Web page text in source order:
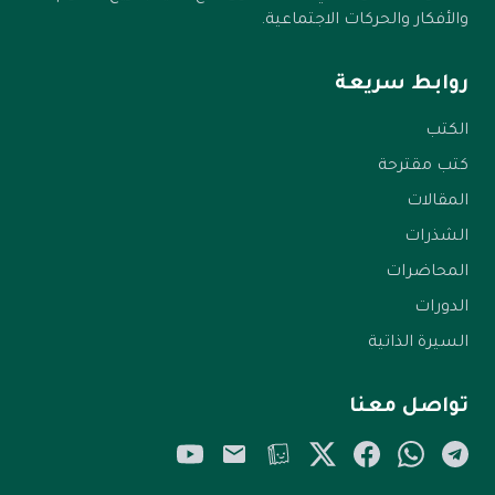
والأفكار والحركات الاجتماعية.
روابط سريعة
الكتب
كتب مقترحة
المقالات
الشذرات
المحاضرات
الدورات
السيرة الذاتية
تواصل معنا
Telegram
WhatsApp
Facebook
Twitter/X
Tellonym
Email
YouTube